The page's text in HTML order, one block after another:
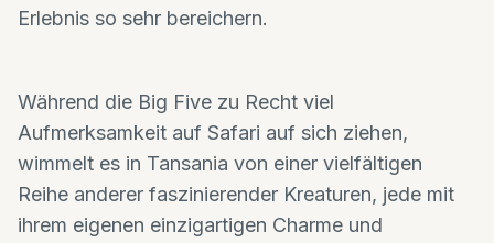
Erlebnis so sehr bereichern.
Während die Big Five zu Recht viel
Aufmerksamkeit auf Safari auf sich ziehen,
wimmelt es in Tansania von einer vielfältigen
Reihe anderer faszinierender Kreaturen, jede mit
ihrem eigenen einzigartigen Charme und